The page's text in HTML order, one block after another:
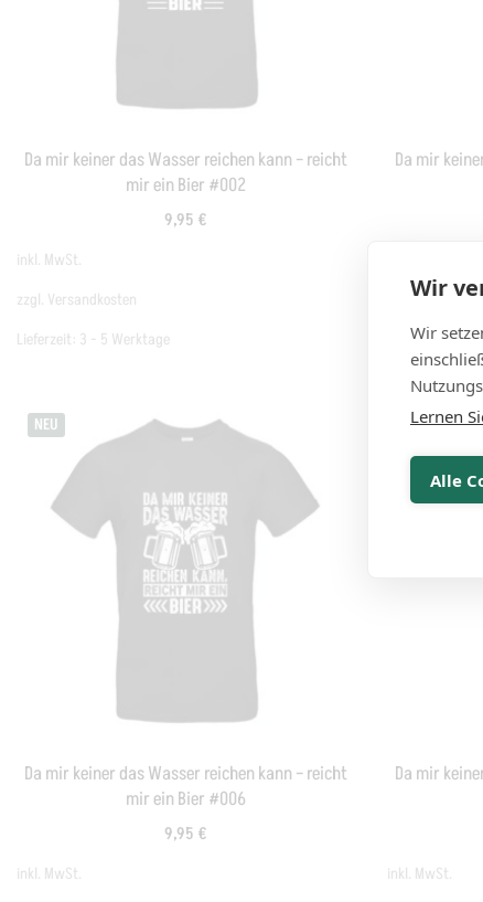
Da mir keiner das Wasser reichen kann – reicht
mir ein Bier #002
9,95 €
inkl. MwSt.
zzgl. Versandkosten
Lieferzeit: 3 - 5 Werktage
Da mir
zzgl.
Lieferzeit:3 - 5
NEU
Da mir keiner das Wasser reichen kann – reicht
mir ein Bier #006
9,95 €
inkl. MwSt.
NEU
Da mir
inkl. MwSt.
Wir
Wir
Lernen
Alle